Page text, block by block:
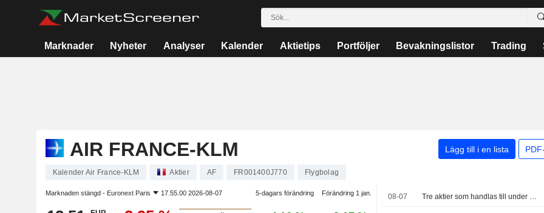
Marknader Nyheter Analyser Kalender Aktietips Portföljer Bevakningslistor Trading
AIR FRANCE-KLM Lägg till i en lista
Kalender Air France-KLM Aktier AF FR001400J770 Flygbolag
Marknaden stängd - Euronext Paris 17.55.00 2026-08-07 5-dagars förändring Förändring 1 jan. 08-07 Tre aktier som handlas till under 5 gånger vinsten – men vad betyder det egentligen?